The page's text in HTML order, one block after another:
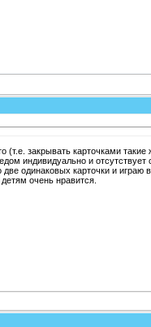
закрывать карточками такие
индивидуально и
одинаковых карточки и играю
очень нравится.